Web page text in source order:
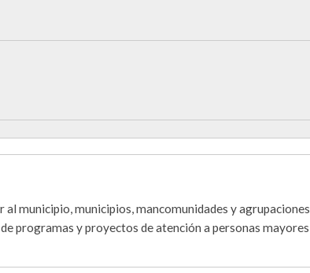
municipio, municipios, mancomunidades y agrupaciones
programas y proyectos de atención a personas mayores